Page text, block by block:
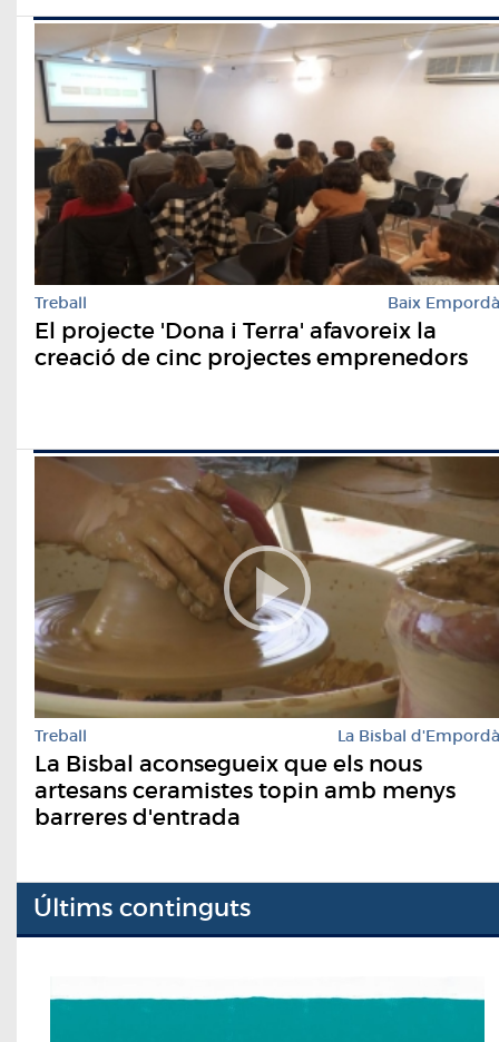
Treball Baix Empordà
El projecte 'Dona i Terra' afavoreix la
creació de cinc projectes emprenedors
Treball La Bisbal d'Empordà
La Bisbal aconsegueix que els nous
artesans ceramistes topin amb menys
barreres d'entrada
Últims continguts